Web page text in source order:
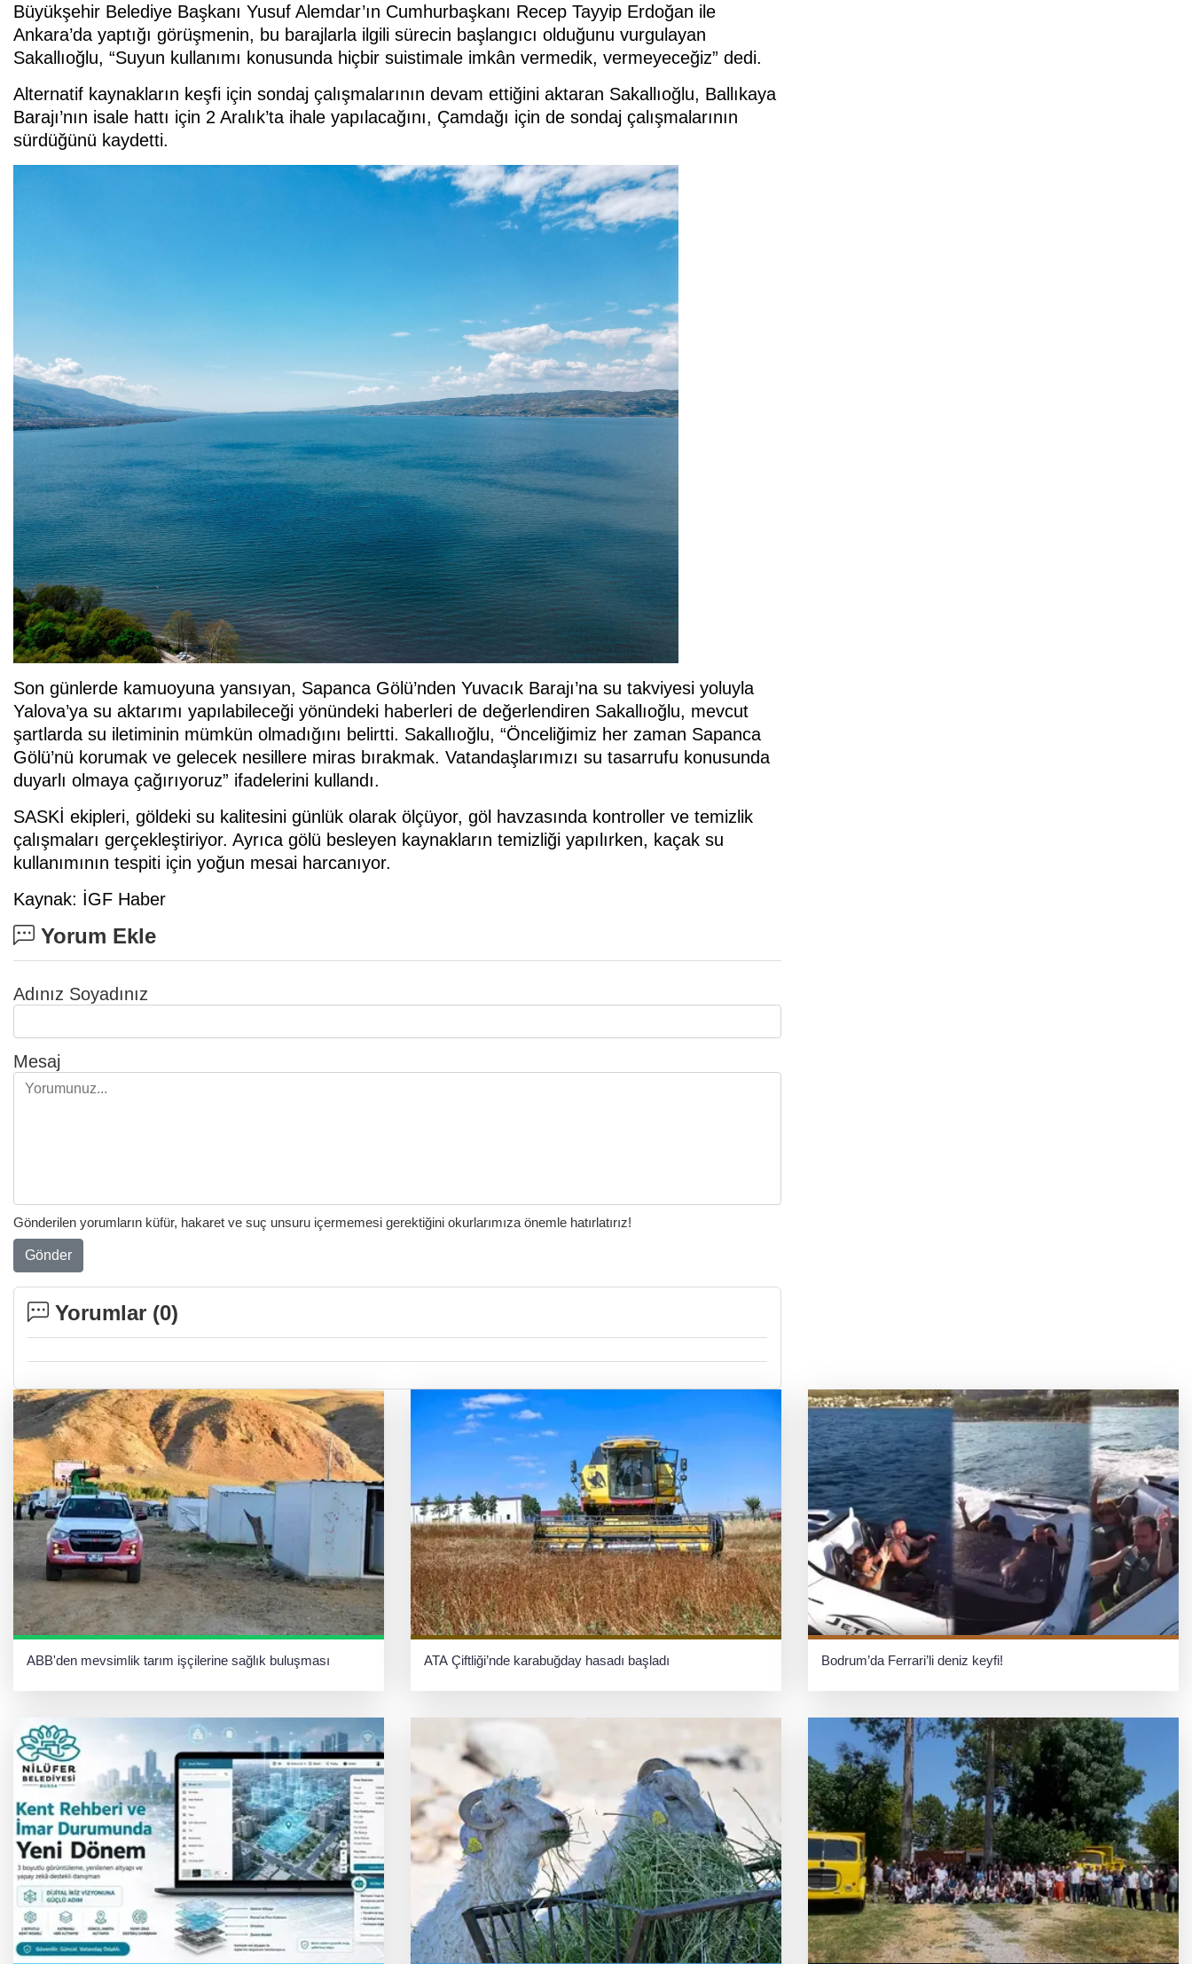
Büyükşehir Belediye Başkanı Yusuf Alemdar’ın Cumhurbaşkanı Recep Tayyip Erdoğan ile
Ankara’da yaptığı görüşmenin, bu barajlarla ilgili sürecin başlangıcı olduğunu vurgulayan
Sakallıoğlu, “Suyun kullanımı konusunda hiçbir suistimale imkân vermedik, vermeyeceğiz” dedi.
Alternatif kaynakların keşfi için sondaj çalışmalarının devam ettiğini aktaran Sakallıoğlu, Ballıkaya
Barajı’nın isale hattı için 2 Aralık’ta ihale yapılacağını, Çamdağı için de sondaj çalışmalarının
sürdüğünü kaydetti.
Son günlerde kamuoyuna yansıyan, Sapanca Gölü’nden Yuvacık Barajı’na su takviyesi yoluyla
Yalova’ya su aktarımı yapılabileceği yönündeki haberleri de değerlendiren Sakallıoğlu, mevcut
şartlarda su iletiminin mümkün olmadığını belirtti. Sakallıoğlu, “Önceliğimiz her zaman Sapanca
Gölü’nü korumak ve gelecek nesillere miras bırakmak. Vatandaşlarımızı su tasarrufu konusunda
duyarlı olmaya çağırıyoruz” ifadelerini kullandı.
SASKİ ekipleri, göldeki su kalitesini günlük olarak ölçüyor, göl havzasında kontroller ve temizlik
çalışmaları gerçekleştiriyor. Ayrıca gölü besleyen kaynakların temizliği yapılırken, kaçak su
kullanımının tespiti için yoğun mesai harcanıyor.
Kaynak: İGF Haber
Yorum Ekle
Adınız Soyadınız
Mesaj
Gönderilen yorumların küfür, hakaret ve suç unsuru içermemesi gerektiğini okurlarımıza önemle hatırlatırız!
Gönder
Yorumlar (0)
ABB'den mevsimlik tarım işçilerine sağlık buluşması ATA Çiftliği’nde karabuğday hasadı başladı Bodrum’da Ferrari’li deniz keyfi!